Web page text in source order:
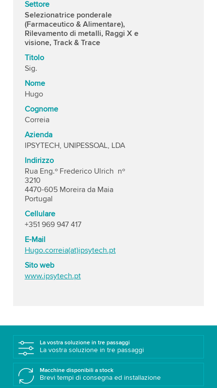
Settore
Selezionatrice ponderale
(Farmaceutico & Alimentare),
Rilevamento di metalli, Raggi X e
visione, Track & Trace
Titolo
Sig.
Nome
Hugo
Cognome
Correia
Azienda
IPSYTECH, UNIPESSOAL, LDA
Indirizzo
Rua Eng.º Frederico Ulrich nº
3210
4470-605 Moreira da Maia
Portugal
Cellulare
+351 969 947 417
E-Mail
Hugo.correia(at)ipsytech.pt
Sito web
www.ipsytech.pt
La vostra soluzione in tre passaggi
La vostra soluzione in tre passaggi
Macchine disponibili a stock
Brevi tempi di consegna ed installazione